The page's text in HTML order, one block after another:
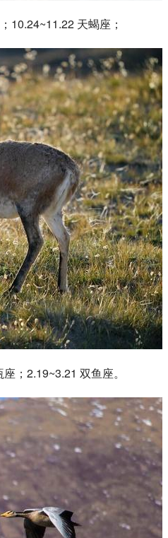
；10.24~11.22 天蝎座；
座 ；2.19~3.21 双鱼座。